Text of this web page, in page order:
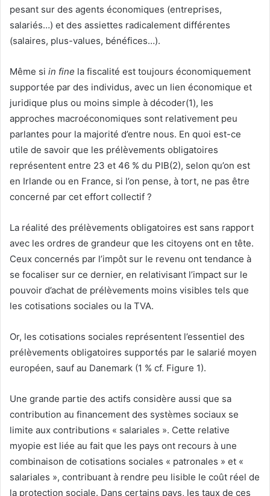
pesant sur des agents économiques (entreprises,
salariés…) et des assiettes radicalement différentes
(salaires, plus-values, bénéfices…).
Même si in fine la fiscalité est toujours économiquement
supportée par des individus, avec un lien économique et
juridique plus ou moins simple à décoder(1), les
approches macroéconomiques sont relativement peu
parlantes pour la majorité d’entre nous. En quoi est-ce
utile de savoir que les prélèvements obligatoires
représentent entre 23 et 46 % du PIB(2), selon qu’on est
en Irlande ou en France, si l’on pense, à tort, ne pas être
concerné par cet effort collectif ?
La réalité des prélèvements obligatoires est sans rapport
avec les ordres de grandeur que les citoyens ont en tête.
Ceux concernés par l’impôt sur le revenu ont tendance à
se focaliser sur ce dernier, en relativisant l’impact sur le
pouvoir d’achat de prélèvements moins visibles tels que
les cotisations sociales ou la TVA.
Or, les cotisations sociales représentent l’essentiel des
prélèvements obligatoires supportés par le salarié moyen
européen, sauf au Danemark (1 % cf. Figure 1).
Une grande partie des actifs considère aussi que sa
contribution au financement des systèmes sociaux se
limite aux contributions « salariales ». Cette relative
myopie est liée au fait que les pays ont recours à une
combinaison de cotisations sociales « patronales » et «
salariales », contribuant à rendre peu lisible le coût réel de
la protection sociale. Dans certains pays, les taux de ces